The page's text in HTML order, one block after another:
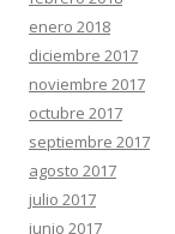
enero 2018
diciembre 2017
noviembre 2017
octubre 2017
septiembre 2017
agosto 2017
julio 2017
junio 2017